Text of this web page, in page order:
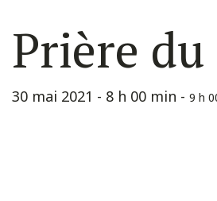
Prière
30 mai 2021 - 8 h 00 min - 9 h